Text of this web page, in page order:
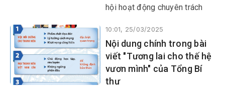
hội hoạt động chuyên trách
dung trình Quốc hội tại Kỳ họp
thứ 9, Quốc hội khóa XV.
10:01, 25/03/2025
Nội dung chính trong bài
viết "Tương lai cho thế hệ
vươn mình" của Tổng Bí
thư